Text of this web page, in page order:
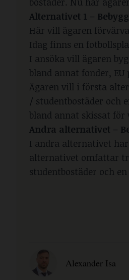
Alternativet 1 –
Här vill ägaren
Idag finns en
I ansöka vill ägaren
bland annat fonder,
Ägaren vill i första
/ studentbostäder och
bland annat skissat för
Andra alternativet –
I andra alternativet
alternativet omfattar
studentbostäder och
Alexander Isa